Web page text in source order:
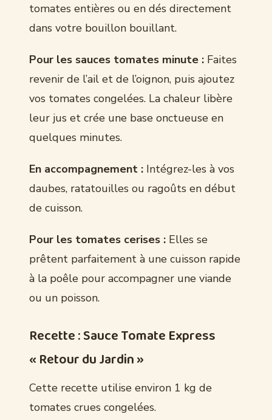
tomates entières ou en dés directement
dans votre bouillon bouillant.
Pour les sauces tomates minute : Faites
revenir de l’ail et de l’oignon, puis ajoutez
vos tomates congelées. La chaleur libère
leur jus et crée une base onctueuse en
quelques minutes.
En accompagnement : Intégrez-les à vos
daubes, ratatouilles ou ragoûts en début
de cuisson.
Pour les tomates cerises : Elles se
prêtent parfaitement à une cuisson rapide
à la poêle pour accompagner une viande
ou un poisson.
Recette : Sauce Tomate Express
« Retour du Jardin »
Cette recette utilise environ 1 kg de
tomates crues congelées.